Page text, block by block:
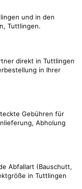
und in den
Tuttlingen.
direkt in Tuttlingen
in Ihrer
Gebühren für
Abholung
Abfallart (Bauschutt,
in Tuttlingen